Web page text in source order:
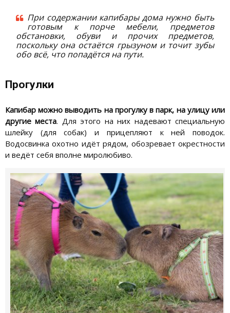
При содержании капибары дома нужно быть
готовым к порче мебели, предметов
обстановки, обуви и прочих предметов,
поскольку она остаётся грызуном и точит зубы
обо всё, что попадётся на пути.
Прогулки
Капибар можно выводить на прогулку в парк, на улицу или
другие места. Для этого на них надевают специальную
шлейку (для собак) и прицепляют к ней поводок.
Водосвинка охотно идёт рядом, обозревает окрестности
и ведёт себя вполне миролюбиво.